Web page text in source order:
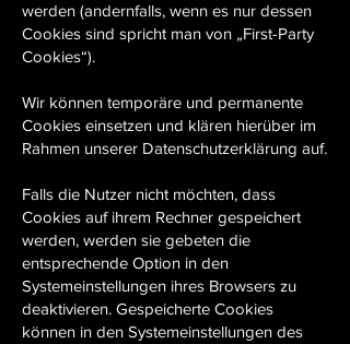
werden (andernfalls, wenn es nur dessen
Cookies sind spricht man von „First-Party
Cookies“).
Wir können temporäre und permanente
Cookies einsetzen und klären hierüber im
Rahmen unserer Datenschutzerklärung auf.
Falls die Nutzer nicht möchten, dass
Cookies auf ihrem Rechner gespeichert
werden, werden sie gebeten die
entsprechende Option in den
Systemeinstellungen ihres Browsers zu
deaktivieren. Gespeicherte Cookies
können in den Systemeinstellungen des